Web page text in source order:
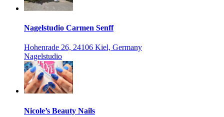
Nagelstudio Carmen Senff
Hohenrade 26, 24106 Kiel, Germany
Nagelstudio
Nicole’s Beauty Nails